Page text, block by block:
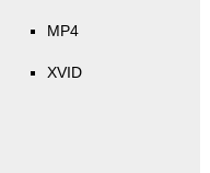
MP4
XVID